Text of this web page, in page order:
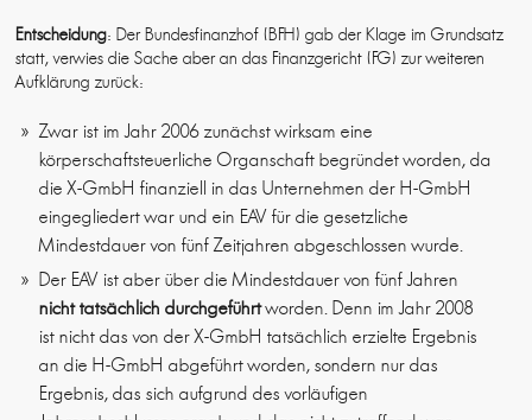
Entscheidung: Der Bundesfinanzhof (BFH) gab der Klage im Grundsatz
statt, verwies die Sache aber an das Finanzgericht (FG) zur weiteren
Aufklärung zurück:
Zwar ist im Jahr 2006 zunächst wirksam eine
körperschaftsteuerliche Organschaft begründet worden, da
die X-GmbH finanziell in das Unternehmen der H-GmbH
eingegliedert war und ein EAV für die gesetzliche
Mindestdauer von fünf Zeitjahren abgeschlossen wurde.
Der EAV ist aber über die Mindestdauer von fünf Jahren
nicht tatsächlich durchgeführtworden. Denn im Jahr 2008
ist nicht das von der X-GmbH tatsächlich erzielte Ergebnis
an die H-GmbH abgeführt worden, sondern nur das
Ergebnis, das sich aufgrund des vorläufigen